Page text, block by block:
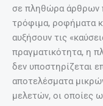
σε πληθώρα άρθρων
τρόφιμα, ροφήματα
αυξήσουν τις
πραγματικότητα, η
δεν υποστηρίζεται
αποτελέσματα
μελετών, οι οποίες